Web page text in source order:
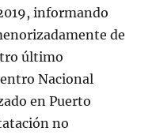
informando
de
último
Nacional
en Puerto
no